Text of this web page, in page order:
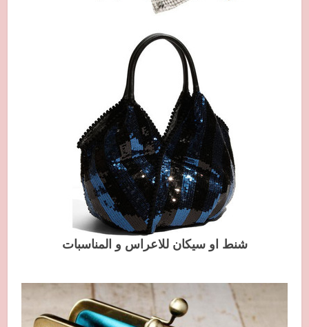
شنط او سيكان للاعراس و المناسبات